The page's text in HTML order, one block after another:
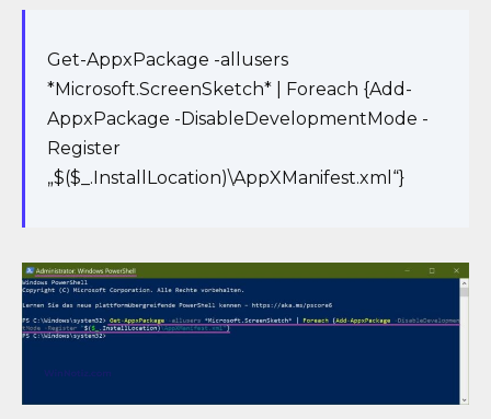
Get-AppxPackage -allusers
*Microsoft.ScreenSketch* | Foreach {Add-
AppxPackage -DisableDevelopmentMode -
Register
„$($_.InstallLocation)\AppXManifest.xml“}